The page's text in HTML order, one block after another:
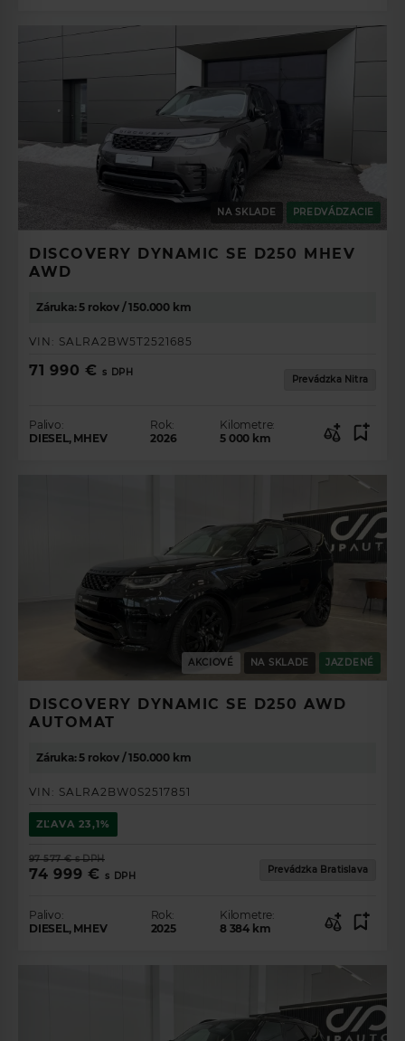
NA SKLADE PREDVÁDZACIE
DISCOVERY DYNAMIC SE D250 MHEV
AWD
Záruka: 5 rokov / 150.000 km
VIN: SALRA2BW5T2521685
71 990 € s DPH
Prevádzka Nitra
Palivo:
DIESEL, MHEV
Rok:
2026
Kilometre:
5 000 km
AKCIOVÉ NA SKLADE JAZDENÉ
DISCOVERY DYNAMIC SE D250 AWD
AUTOMAT
Záruka: 5 rokov / 150.000 km
VIN: SALRA2BW0S2517851
ZĽAVA 23,1%
97 577 € s DPH
74 999 € s DPH
Prevádzka Bratislava
Palivo:
DIESEL, MHEV
Rok:
2025
Kilometre:
8 384 km